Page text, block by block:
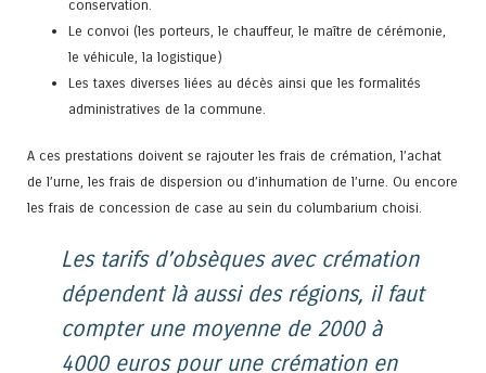
conservation.
Le convoi (les porteurs, le chauffeur, le maître de cérémonie,
le véhicule, la logistique)
Les taxes diverses liées au décès ainsi que les formalités
administratives de la commune.
A ces prestations doivent se rajouter les frais de crémation, l’achat
de l’urne, les frais de dispersion ou d’inhumation de l’urne. Ou encore
les frais de concession de case au sein du columbarium choisi.
Les tarifs d’obsèques avec crémation
dépendent là aussi des régions, il faut
compter une moyenne de 2000 à
4000 euros pour une crémation en